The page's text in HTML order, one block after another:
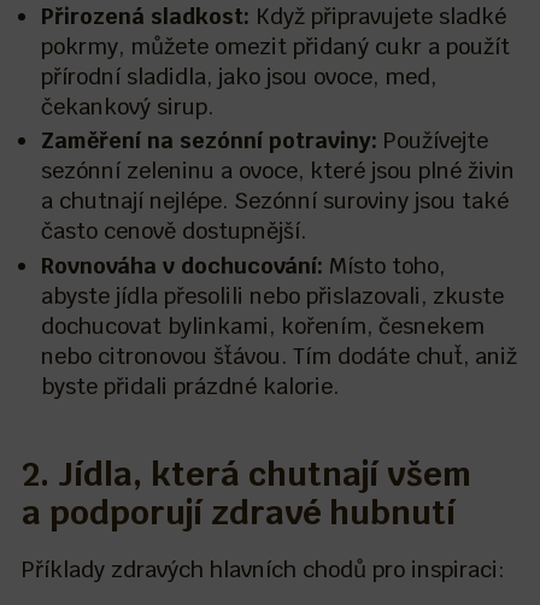
Přirozená sladkost: Když připravujete sladké
pokrmy, můžete omezit přidaný cukr a použít
přírodní sladidla, jako jsou ovoce, med,
čekankový sirup.
Zaměření na sezónní potraviny: Používejte
sezónní zeleninu a ovoce, které jsou plné živin
a chutnají nejlépe. Sezónní suroviny jsou také
často cenově dostupnější.
Rovnováha v dochucování: Místo toho,
abyste jídla přesolili nebo přislazovali, zkuste
dochucovat bylinkami, kořením, česnekem
nebo citronovou šťávou. Tím dodáte chuť, aniž
byste přidali prázdné kalorie.
2. Jídla, která chutnají všem
a podporují zdravé hubnutí
Příklady zdravých hlavních chodů pro inspiraci: